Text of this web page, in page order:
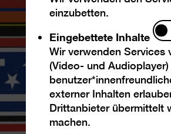
einzubetten.
Eingebettete Inhalte
Wir verwenden Services
(Video- und
externer Inhalten
Drittanbieter übermittelt
machen.